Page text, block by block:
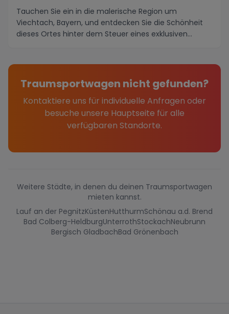
Tauchen Sie ein in die malerische Region um
Viechtach, Bayern, und entdecken Sie die Schönheit
dieses Ortes hinter dem Steuer eines exklusiven
Traumsportwagen nicht gefunden?
Kontaktiere uns für individuelle Anfragen oder
besuche unsere Hauptseite für alle
verfügbaren Standorte.
Weitere Städte, in denen du deinen Traumsportwagen
mieten kannst.
Lauf an der PegnitzKüstenHutthurmSchönau a.d. Brend
Bad Colberg-HeldburgUnterrothStockachNeubrunn
Bergisch GladbachBad Grönenbach